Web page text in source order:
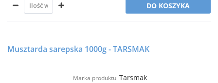
DO KOSZYKA
Musztarda sarepska 1000g - TARSMAK
Marka produktu Tarsmak